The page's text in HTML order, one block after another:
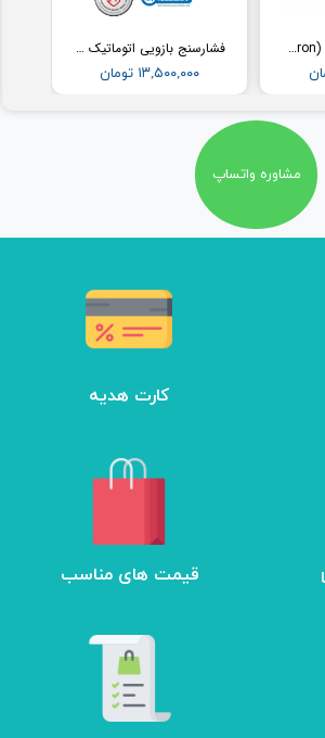
فشارسنج بازویی اتوماتیک با کاف پهن امرن (OMRON) مدل M3
۱۳,۵۰۰,۰۰۰ تومان
فشارسنج مچی امرن (Omron) مدل RS2
مشاوره واتساپ
کارت هدیه
​قیمت های مناسب